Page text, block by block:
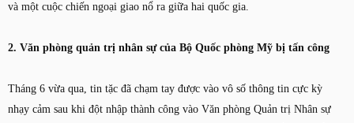
và một cuộc chiến ngoại giao nổ ra giữa hai quốc gia.
2. Văn phòng quản trị nhân sự của Bộ Quốc phòng Mỹ bị tấn công
Tháng 6 vừa qua, tin tặc đã chạm tay được vào vô số thông tin cực kỳ
nhạy cảm sau khi đột nhập thành công vào Văn phòng Quản trị Nhân sự